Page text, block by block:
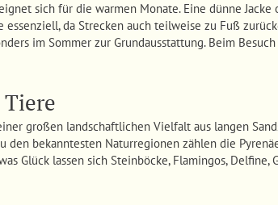
sich für die warmen Monate. Eine dünne
da Strecken auch teilweise zu Fuß
im Sommer zur Grundausstattung. Beim
großen landschaftlichen Vielfalt aus langen
den bekanntesten Naturregionen zählen die
Glück lassen sich Steinböcke, Flamingos,